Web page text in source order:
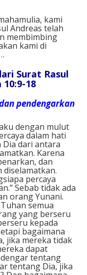
kami
Andreas telah
membimbing
kami di
Surat Rasul
18
pendengarkan
dengan mulut
dalam hati
dari antara
Karena
dan
percaya
Sebab tidak ada
orang Yunani.
semua
yang berseru
kepada
bagaimana
jika mereka tidak
dapat
tentang
tentang Dia, jika